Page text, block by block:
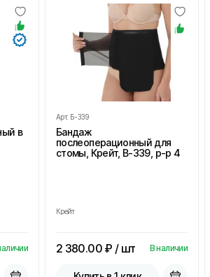
в
Арт. Б-339
Бандаж
послеоперационный для
стомы, Крейт, В-339, р-р 4
Крейт
2 380.00₽ / шт В наличии